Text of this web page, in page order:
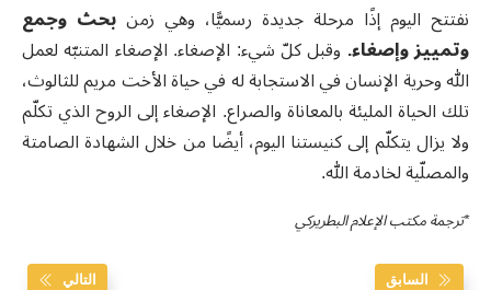
نفتتح اليوم إذًا مرحلة جديدة رسميًّا، وهي زمن بحث وجمع
وتمييز وإصغاء. وقبل كلّ شيء: الإصغاء. الإصغاء المتنبّه لعمل
الله وحرية الإنسان في الاستجابة له في حياة الأخت مريم للثالوث،
تلك الحياة المليئة بالمعاناة والصراع. الإصغاء إلى الروح الذي تكلّم
ولا يزال يتكلّم إلى كنيستنا اليوم، أيضًا من خلال الشهادة الصامتة
والمصلّية لخادمة الله.
*ترجمة مكتب الإعلام البطريركي
السابق التالي